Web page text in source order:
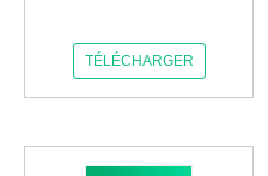
TÉLÉCHARGER